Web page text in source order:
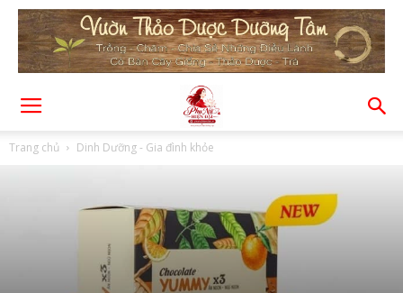
Trang chủ Dinh Dưỡng - Gia đình khỏe